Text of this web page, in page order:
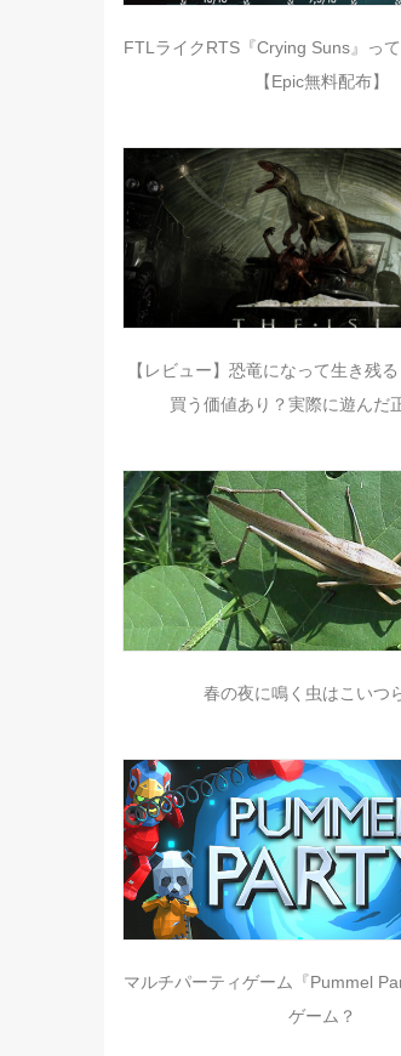
FTLライクRTS『Crying Suns』っ
【Epic無料配布】
【レビュー】恐竜になって生き残
買う価値あり？実際に遊んだ
春の夜に鳴く虫はこいつ
マルチパーティゲーム『Pummel
ゲーム？